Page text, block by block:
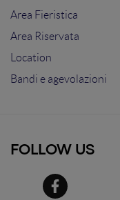
Area Fieristica
Area Riservata
Location
Bandi e agevolazioni
FOLLOW US